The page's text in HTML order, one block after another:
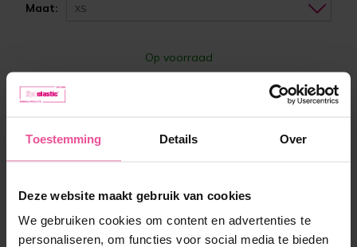
Toestemming Details Over
Deze website maakt gebruik van cookies
We gebruiken cookies om content en advertenties te
personaliseren, om functies voor social media te bieden
Maat: XS
Op voorraad
- +